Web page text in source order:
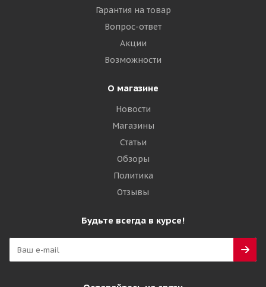
Подробнее
5 655₽
Гарантия на товар
Вопрос-ответ
Акции
Возможности
О магазине
Новости
Магазины
Статьи
Обзоры
Политика
Отзывы
Будьте всегда в курсе!